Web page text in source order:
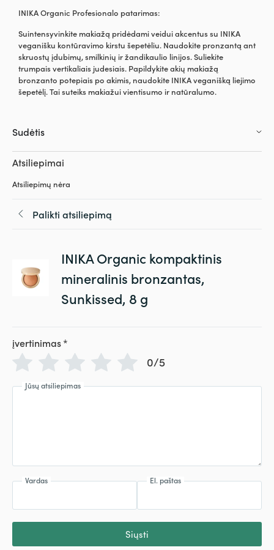
INIKA Organic Profesionalo patarimas:
Suintensyvinkite makiažą pridėdami veidui akcentus su INIKA
veganišku kontūravimo kirstu šepetėliu. Naudokite pronzantą ant
skruostų įdubimų, smilkinių ir žandikaulio linijos. Suliekite
trumpais vertikaliais judesiais. Papildykite akių makiažą
bronzanto potepiais po akimis, naudokite INIKA veganišką liejimo
šepetėlį. Tai suteiks makiažui vientisumo ir natūralumo.
Sudėtis
Atsiliepimai
Atsiliepimų nėra
Palikti atsiliepimą
INIKA Organic kompaktinis
mineralinis bronzantas,
Sunkissed, 8 g
įvertinimas*
0/5
Jūsų atsiliepimas
Vardas El. paštas
Siųsti